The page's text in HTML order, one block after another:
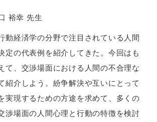
裕幸 先生
動経済学の分野で注目されている人間
定の代表例を紹介してきた。今回はも
て、交渉場面における人間の不合理な
紹介しよう。紛争解決や互いにとって
実現するための方途を求めて、多くの
渉場面の人間心理と行動の特徴を検討